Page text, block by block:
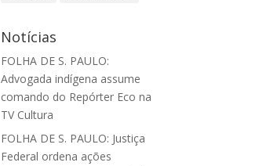
Notícias
FOLHA DE S. PAULO:
Advogada indígena assume
comando do Repórter Eco na
TV Cultura
FOLHA DE S. PAULO: Justiça
Federal ordena ações